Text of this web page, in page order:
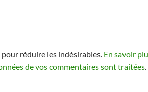
réduire les indésirables. En savoir
de vos commentaires sont traitées.